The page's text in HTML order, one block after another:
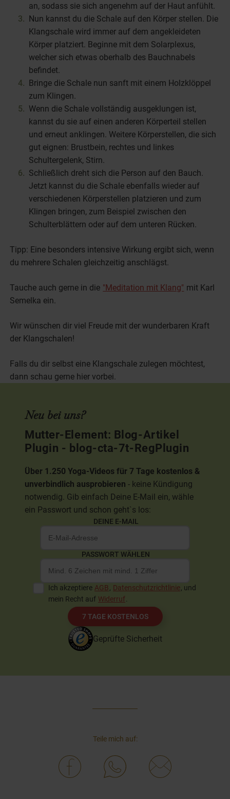
an, sodass sie sich angenehm auf der Haut anfühlt.
Nun kannst du die Schale auf den Körper stellen. Die
Klangschale wird immer auf dem angekleideten
Körper platziert. Beginne mit dem Solarplexus,
welcher sich etwas oberhalb des Bauchnabels
befindet.
Bringe die Schale nun sanft mit einem Holzklöppel
zum Klingen.
Wenn die Schale vollständig ausgeklungen ist,
kannst du sie auf einen anderen Körperteil stellen
und erneut anklingen. Weitere Körperstellen, die sich
gut eignen: Brustbein, rechtes und linkes
Schultergelenk, Stirn.
Schließlich dreht sich die Person auf den Bauch.
Jetzt kannst du die Schale ebenfalls wieder auf
verschiedenen Körperstellen platzieren und zum
Klingen bringen, zum Beispiel zwischen den
Schulterblättern oder auf dem unteren Rücken.
Tipp: Eine besonders intensive Wirkung ergibt sich, wenn
du mehrere Schalen gleichzeitig anschlägst.
Tauche auch gerne in die "Meditation mit Klang" mit Karl
Semelka ein.
Wir wünschen dir viel Freude mit der wunderbaren Kraft
der Klangschalen!
Falls du dir selbst eine Klangschale zulegen möchtest,
dann schau gerne hier vorbei.
Neu bei uns?
Mutter-Element: Blog-Artikel
Plugin - blog-cta-7t-RegPlugin
Über 1.250 Yoga-Videos für 7 Tage kostenlos &
unverbindlich ausprobieren - keine Kündigung
notwendig. Gib einfach Deine E-Mail ein, wähle
ein Passwort und schon geht`s los:
DEINE E-MAIL
PASSWORT WÄHLEN
Ich akzeptiere AGB Datenschutzrichtlinie , und
mein Recht auf Widerruf
7 TAGE KOSTENLOS
Geprüfte Sicherheit
Teile mich auf: